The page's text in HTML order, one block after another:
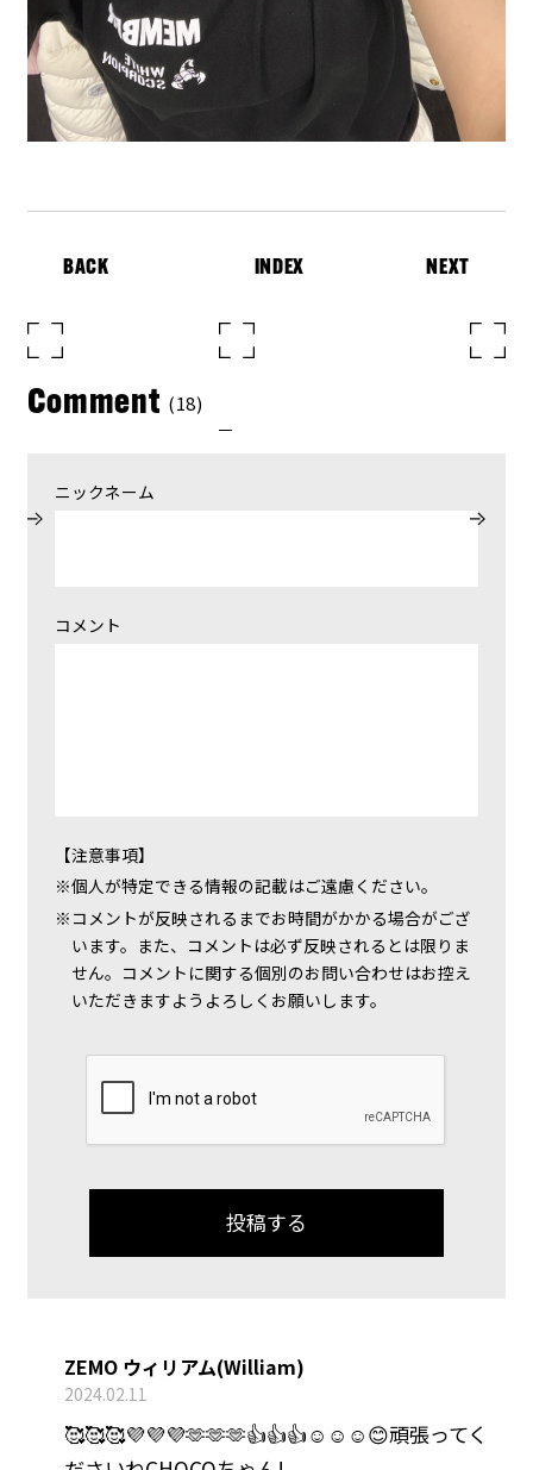
BACK INDEX NEXT
Comment (18)
ニックネーム
コメント
【注意事項】
個人が特定できる情報の記載はご遠慮ください。
コメントが反映されるまでお時間がかかる場合がござ
います。また、コメントは必ず反映されるとは限りま
せん。コメントに関する個別のお問い合わせはお控え
いただきますようよろしくお願いします。
ZEMO ウィリアム(William)
2024.02.11
🥰🥰🥰💜💜💜🫶🫶🫶👍👍👍☺️☺️☺️😊頑張ってく